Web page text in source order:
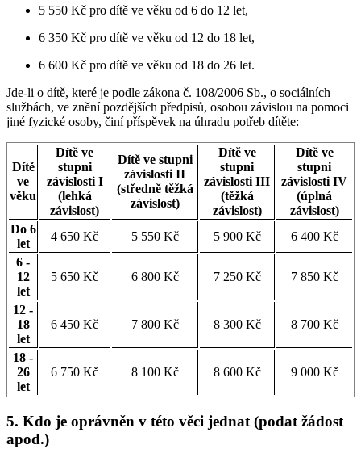
5 550 Kč pro dítě ve věku od 6 do 12 let,
6 350 Kč pro dítě ve věku od 12 do 18 let,
6 600 Kč pro dítě ve věku od 18 do 26 let.
Jde-li o dítě, které je podle zákona č. 108/2006 Sb., o sociálních
službách, ve znění pozdějších předpisů, osobou závislou na pomoci
jiné fyzické osoby, činí příspěvek na úhradu potřeb dítěte:
Dítě
ve
věku
Dítě ve
stupni
závislosti I
(lehká
závislost)
Dítě ve stupni
závislosti II
(středně těžká
závislost)
Dítě ve
stupni
závislosti III
(těžká
závislost)
Dítě ve
stupni
závislosti IV
(úplná
závislost)
Do 6
let
4 650 Kč 5 550 Kč 5 900 Kč
6 400 Kč
6 -
12
let
5 650 Kč 6 800 Kč 7 250 Kč 7 850 Kč
12 -
18
let
6 450 Kč 7 800 Kč 8 300 Kč 8 700 Kč
18 -
26
let
6 750 Kč 8 100 Kč 8 600 Kč 9 000 Kč
5. Kdo je oprávněn v této věci jednat (podat žádost
apod.)